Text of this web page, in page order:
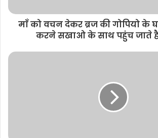
माँ को वचन देकर ब्रज की गोपियो के
करने सखाओ के साथ पहुंच जाते है